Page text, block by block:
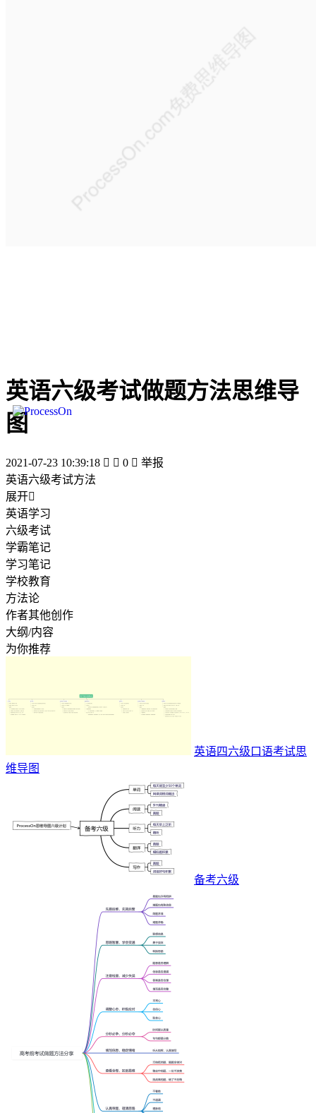
英语六级考试做题方法思维导
图
2021-07-23 10:39:18   0  举报
英语六级考试方法
展开
英语学习
六级考试
学霸笔记
学习笔记
学校教育
方法论
作者其他创作
大纲/内容
为你推荐
英语四六级口语考试思
维导图
备考六级